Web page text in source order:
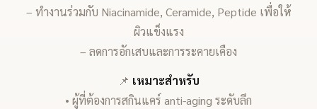
– ทำงานร่วมกับ Niacinamide, Ceramide, Peptide เพื่อให้
ผิวแข็งแรง
– ลดการอักเสบและการระคายเคือง
📌 เหมาะสำหรับ
• ผู้ที่ต้องการสกินแคร์ anti-aging ระดับลึก